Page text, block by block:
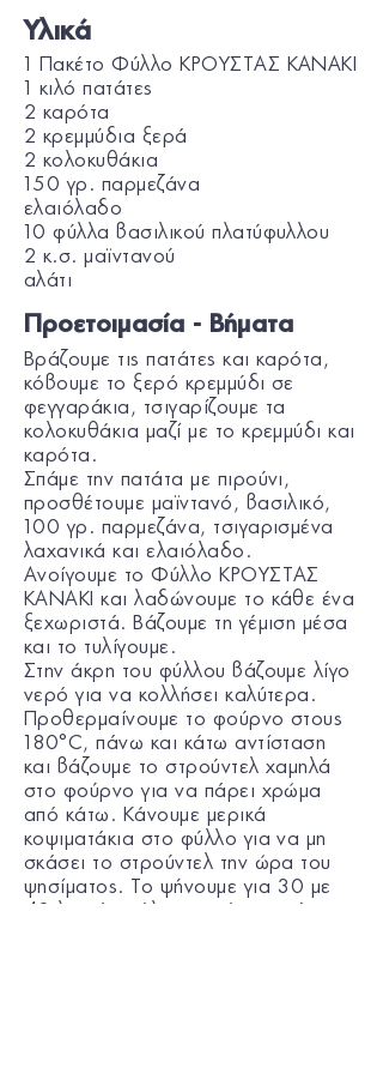
Υλικά
1 Πακέτο Φύλλο ΚΡΟΥΣΤΑΣ KANAKI
1 κιλό πατάτες
2 καρότα
2 κρεμμύδια ξερά
2 κολοκυθάκια
150 γρ. παρμεζάνα
ελαιόλαδο
10 φύλλα βασιλικού πλατύφυλλου
2 κ.σ. μαϊντανού
αλάτι
Προετοιμασία - Βήματα
Bράζουμε τις πατάτες και καρότα,
κόβουμε το ξερό κρεμμύδι σε
φεγγαράκια, τσιγαρίζουμε τα
κολοκυθάκια μαζί με το κρεμμύδι και
καρότα.
Σπάμε την πατάτα με πιρούνι,
προσθέτουμε μαϊντανό, βασιλικό,
100 γρ. παρμεζάνα, τσιγαρισμένα
λαχανικά και ελαιόλαδο.
Ανοίγουμε το Φύλλο ΚΡΟΥΣΤΑΣ
KANAKI και λαδώνουμε το κάθε ένα
ξεχωριστά. Βάζουμε τη γέμιση μέσα
και το τυλίγουμε.
Στην άκρη του φύλλου βάζουμε λίγο
νερό για να κολλήσει καλύτερα.
Προθερμαίνουμε το φούρνο στους
180°C, πάνω και κάτω αντίσταση
και βάζουμε το στρούντελ χαμηλά
στο φούρνο για να πάρει χρώμα
από κάτω. Κάνουμε μερικά
κοψιματάκια στο φύλλο για να μη
σκάσει το στρούντελ την ώρα του
ψησίματος. Το ψήνουμε για 30 με